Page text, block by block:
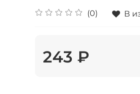
(0) В
243 ₽